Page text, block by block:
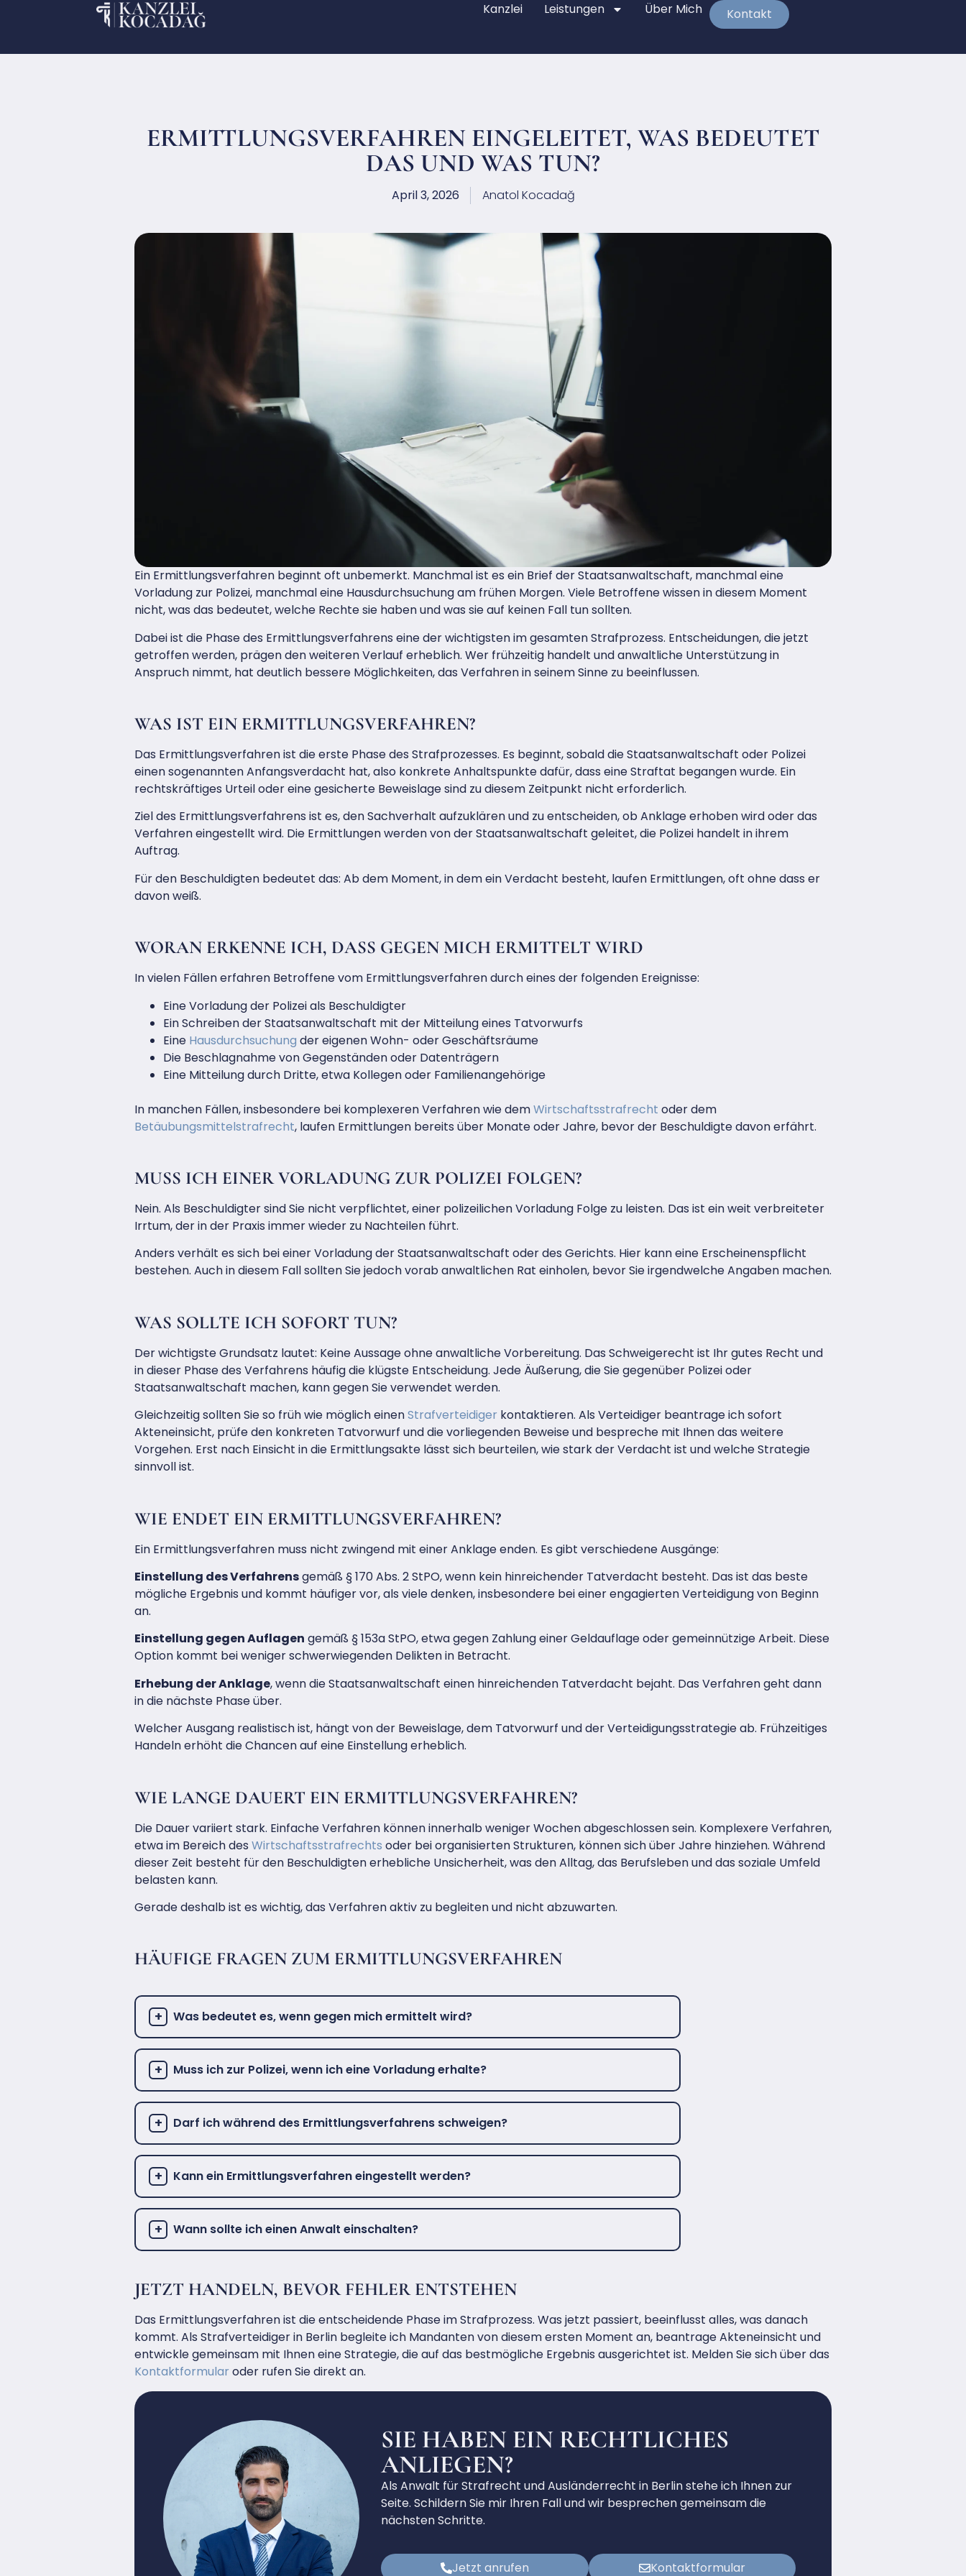
Kanzlei Leistungen Über Mich Kontakt
ERMITTLUNGSVERFAHREN EINGELEITET, WAS BEDEUTET
DAS UND WAS TUN?
April 3, 2026 Anatol Kocadağ
Ein Ermittlungsverfahren beginnt oft unbemerkt. Manchmal ist es ein Brief der Staatsanwaltschaft, manchmal eine
Vorladung zur Polizei, manchmal eine Hausdurchsuchung am frühen Morgen. Viele Betroffene wissen in diesem Moment
nicht, was das bedeutet, welche Rechte sie haben und was sie auf keinen Fall tun sollten.
Dabei ist die Phase des Ermittlungsverfahrens eine der wichtigsten im gesamten Strafprozess. Entscheidungen, die jetzt
getroffen werden, prägen den weiteren Verlauf erheblich. Wer frühzeitig handelt und anwaltliche Unterstützung in
Anspruch nimmt, hat deutlich bessere Möglichkeiten, das Verfahren in seinem Sinne zu beeinflussen.
WAS IST EIN ERMITTLUNGSVERFAHREN?
Das Ermittlungsverfahren ist die erste Phase des Strafprozesses. Es beginnt, sobald die Staatsanwaltschaft oder Polizei
einen sogenannten Anfangsverdacht hat, also konkrete Anhaltspunkte dafür, dass eine Straftat begangen wurde. Ein
rechtskräftiges Urteil oder eine gesicherte Beweislage sind zu diesem Zeitpunkt nicht erforderlich.
Ziel des Ermittlungsverfahrens ist es, den Sachverhalt aufzuklären und zu entscheiden, ob Anklage erhoben wird oder das
Verfahren eingestellt wird. Die Ermittlungen werden von der Staatsanwaltschaft geleitet, die Polizei handelt in ihrem
Auftrag.
Für den Beschuldigten bedeutet das: Ab dem Moment, in dem ein Verdacht besteht, laufen Ermittlungen, oft ohne dass er
davon weiß.
WORAN ERKENNE ICH, DASS GEGEN MICH ERMITTELT WIRD
In vielen Fällen erfahren Betroffene vom Ermittlungsverfahren durch eines der folgenden Ereignisse:
Eine Vorladung der Polizei als Beschuldigter
Ein Schreiben der Staatsanwaltschaft mit der Mitteilung eines Tatvorwurfs
Eine Hausdurchsuchung der eigenen Wohn- oder Geschäftsräume
Die Beschlagnahme von Gegenständen oder Datenträgern
Eine Mitteilung durch Dritte, etwa Kollegen oder Familienangehörige
In manchen Fällen, insbesondere bei komplexeren Verfahren wie demWirtschaftsstrafrecht oder dem
Betäubungsmittelstrafrecht, laufen Ermittlungen bereits über Monate oder Jahre, bevor der Beschuldigte davon erfährt.
MUSS ICH EINER VORLADUNG ZUR POLIZEI FOLGEN?
Nein. Als Beschuldigter sind Sie nicht verpflichtet, einer polizeilichen Vorladung Folge zu leisten. Das ist ein weit verbreiteter
Irrtum, der in der Praxis immer wieder zu Nachteilen führt.
Anders verhält es sich bei einer Vorladung der Staatsanwaltschaft oder des Gerichts. Hier kann eine Erscheinenspflicht
bestehen. Auch in diesem Fall sollten Sie jedoch vorab anwaltlichen Rat einholen, bevor Sie irgendwelche Angaben machen.
WAS SOLLTE ICH SOFORT TUN?
Der wichtigste Grundsatz lautet: Keine Aussage ohne anwaltliche Vorbereitung. Das Schweigerecht ist Ihr gutes Recht und
in dieser Phase des Verfahrens häufig die klügste Entscheidung. Jede Äußerung, die Sie gegenüber Polizei oder
Staatsanwaltschaft machen, kann gegen Sie verwendet werden.
Gleichzeitig sollten Sie so früh wie möglich einenStrafverteidiger kontaktieren. Als Verteidiger beantrage ich sofort
Akteneinsicht, prüfe den konkreten Tatvorwurf und die vorliegenden Beweise und bespreche mit Ihnen das weitere
Vorgehen. Erst nach Einsicht in die Ermittlungsakte lässt sich beurteilen, wie stark der Verdacht ist und welche Strategie
sinnvoll ist.
WIE ENDET EIN ERMITTLUNGSVERFAHREN?
Ein Ermittlungsverfahren muss nicht zwingend mit einer Anklage enden. Es gibt verschiedene Ausgänge:
Einstellung des Verfahrensgemäß § 170 Abs. 2 StPO, wenn kein hinreichender Tatverdacht besteht. Das ist das beste
mögliche Ergebnis und kommt häufiger vor, als viele denken, insbesondere bei einer engagierten Verteidigung von Beginn
an.
Einstellung gegen Auflagen gemäß § 153a StPO, etwa gegen Zahlung einer Geldauflage oder gemeinnützige Arbeit. Diese
Option kommt bei weniger schwerwiegenden Delikten in Betracht.
Erhebung der Anklage, wenn die Staatsanwaltschaft einen hinreichenden Tatverdacht bejaht. Das Verfahren geht dann
in die nächste Phase über.
Welcher Ausgang realistisch ist, hängt von der Beweislage, dem Tatvorwurf und der Verteidigungsstrategie ab. Frühzeitiges
Handeln erhöht die Chancen auf eine Einstellung erheblich.
WIE LANGE DAUERT EIN ERMITTLUNGSVERFAHREN?
Die Dauer variiert stark. Einfache Verfahren können innerhalb weniger Wochen abgeschlossen sein. Komplexere Verfahren,
etwa im Bereich des Wirtschaftsstrafrechts oder bei organisierten Strukturen, können sich über Jahre hinziehen. Während
dieser Zeit besteht für den Beschuldigten erhebliche Unsicherheit, was den Alltag, das Berufsleben und das soziale Umfeld
belasten kann.
Gerade deshalb ist es wichtig, das Verfahren aktiv zu begleiten und nicht abzuwarten.
HÄUFIGE FRAGEN ZUM ERMITTLUNGSVERFAHREN
Was bedeutet es, wenn gegen mich ermittelt wird?
Muss ich zur Polizei, wenn ich eine Vorladung erhalte?
Darf ich während des Ermittlungsverfahrens schweigen?
Kann ein Ermittlungsverfahren eingestellt werden?
Wann sollte ich einen Anwalt einschalten?
JETZT HANDELN, BEVOR FEHLER ENTSTEHEN
Das Ermittlungsverfahren ist die entscheidende Phase im Strafprozess. Was jetzt passiert, beeinflusst alles, was danach
kommt. Als Strafverteidiger in Berlin begleite ich Mandanten von diesem ersten Moment an, beantrage Akteneinsicht und
entwickle gemeinsam mit Ihnen eine Strategie, die auf das bestmögliche Ergebnis ausgerichtet ist. Melden Sie sich über das
Kontaktformular oder rufen Sie direkt an.
SIE HABEN EIN RECHTLICHES
ANLIEGEN?
Als Anwalt für Strafrecht und Ausländerrecht in Berlin stehe ich Ihnen zur
Seite. Schildern Sie mir Ihren Fall und wir besprechen gemeinsam die
nächsten Schritte.
Jetzt anrufen Kontaktformular